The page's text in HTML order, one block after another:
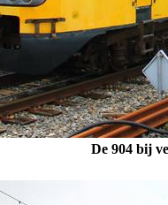
De 904 bij